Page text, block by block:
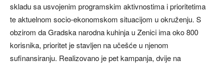
skladu sa usvojenim programskim aktivnostima i prioritetima
te aktuelnom socio-ekonomskom situacijom u okruženju. S
obzirom da Gradska narodna kuhinja u Zenici ima oko 800
korisnika, prioritet je stavljen na učešće u njenom
sufinansiranju. Realizovano je pet kampanja, dvije na